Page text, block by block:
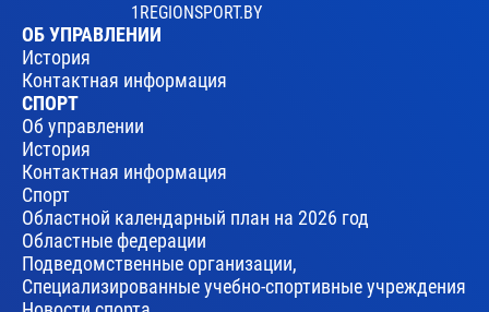
1REGIONSPORT.BY
ОБ УПРАВЛЕНИИ
История
Контактная информация
СПОРТ
Об управлении
История
Контактная информация
Спорт
Областной календарный план на 2026 год
Областные федерации
Подведомственные организации,
Специализированные учебно-спортивные учреждения